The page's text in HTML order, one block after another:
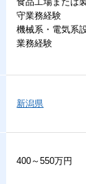
守業務経験
機械系・電気系
業務経験
新潟県
400～550万円